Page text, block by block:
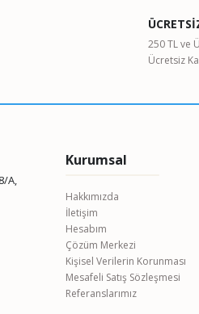
250 TL ve
Ücretsiz
A,
Kurumsal
Hakkımızda
İletişim
Hesabım
Çözüm Merkezi
Kişisel Verilerin Korunması
Mesafeli Satış Sözleşmesi
Referanslarımız